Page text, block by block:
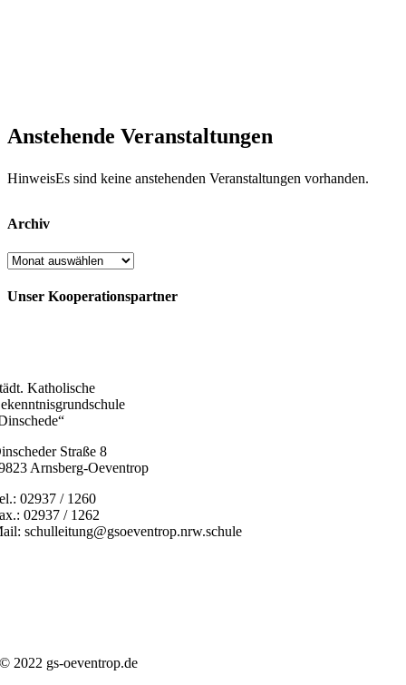
Anstehende Veranstaltungen
HinweisEs sind keine anstehenden Veranstaltungen vorhanden.
Archiv
Archiv
Unser Kooperationspartner
Katholische
Straße 8
Arnsberg-Oeventrop
02937 / 1260
02937 / 1262
schulleitung@gsoeventrop.nrw.schule
© 2022 gs-oeventrop.de